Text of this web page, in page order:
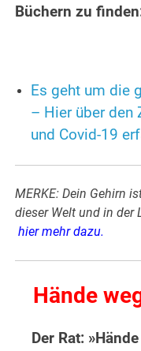
Büchern zu
Es geht um die
– Hier über den
und Covid-19
MERKE: Dein Gehirn
dieser Welt und in der
hier mehr dazu.
Hände
Der Rat: